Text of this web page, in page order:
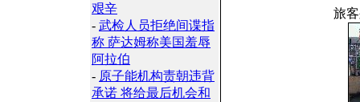
艰辛
- 武检人员拒绝间谍指
称 萨达姆称美国羞辱
阿拉伯
- 原子能机构责朝违背
承诺 将给最后机会和
旅